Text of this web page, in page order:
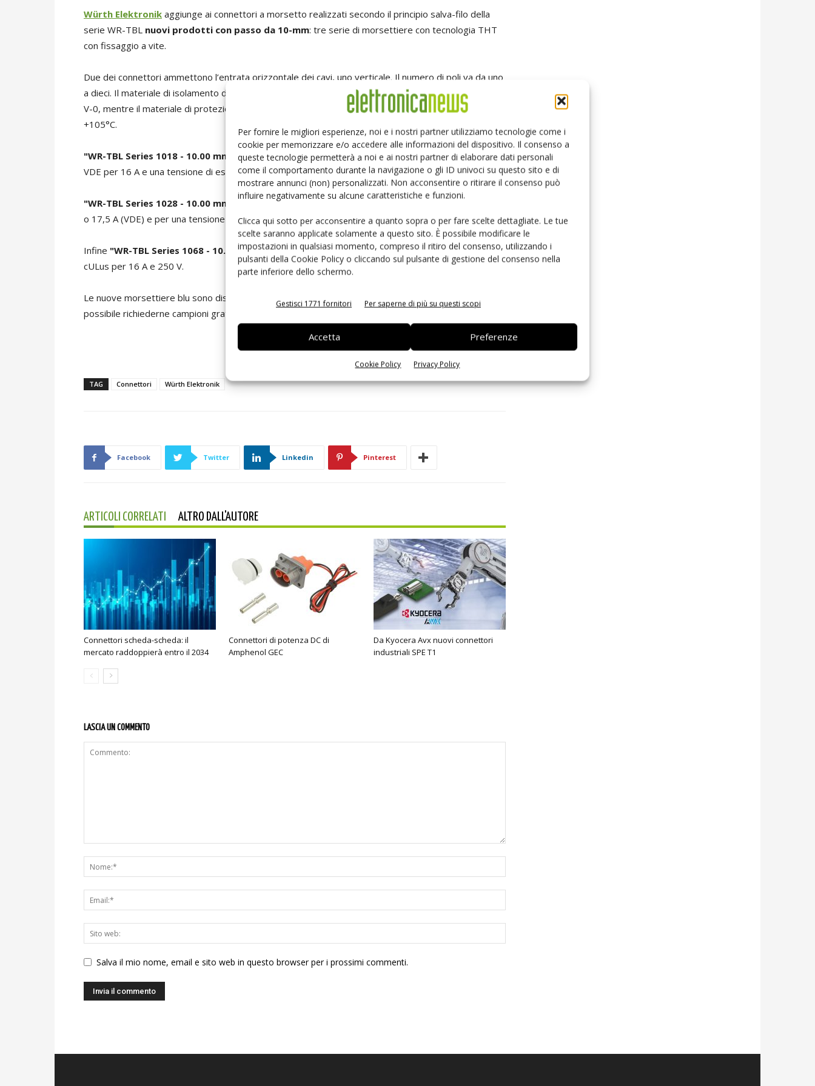
Per fornire le migliori esperienze, noi e i nostri partner utilizziamo tecnologie come i
cookie per memorizzare e/o accedere alle informazioni del dispositivo. Il consenso a
queste tecnologie permetterà a noi e ai nostri partner di elaborare dati personali
come il comportamento durante la navigazione o gli ID univoci su questo sito e di
mostrare annunci (non) personalizzati. Non acconsentire o ritirare il consenso può
influire negativamente su alcune caratteristiche e funzioni.
Clicca qui sotto per acconsentire a quanto sopra o per fare scelte dettagliate. Le tue
scelte saranno applicate solamente a questo sito. È possibile modificare le
impostazioni in qualsiasi momento, compreso il ritiro del consenso, utilizzando i
pulsanti della Cookie Policy o cliccando sul pulsante di gestione del consenso nella
parte inferiore dello schermo.
Gestisci 1771 fornitori Per saperne di più su questi scopi
Accetta Preferenze
Cookie Policy Privacy Policy
Würth Elektronik aggiunge ai connettori a morsetto realizzati secondo il principio salva-filo della
serie WR-TBL nuovi prodotti con passo da 10-mm: tre serie di morsettiere con tecnologia THT
con fissaggio a vite.
Due dei connettori ammettono l’entrata orizzontale dei cavi, uno verticale. Il numero di poli va da uno
a dieci. Il materiale di isolamento della robusta morsettiera è PA66 con classe di infiammabilità UL94
V-0, mentre il materiale di protezione cavi è l'acciaio inox. La temperatura di esercizio va da -40 fino a
+105°C.
"WR-TBL Series 1018 - 10.00 mm Modular Horizontal Cable Entry"include omologazione UL e
VDE per 16 A e una tensione di esercizio di 250 V.
"WR-TBL Series 1028 - 10.00 mm Modular Horizontal Cable Entry"
o 17,5 A (VDE) e per una tensione di esercizio di 300 V (cULus) o 250 V (VDE).
Infine "WR-TBL Series 1068 - 10.00 mm Modular Vertical Cable Entry"è dotato di omologazione
cULus per 16 A e 250 V.
Le nuove morsettiere blu sono disponibili fin da subito a magazzino senza limite minimo d'ordine. È
possibile richiederne campioni gratuiti.
TAG Connettori Würth Elektronik
Facebook Twitter Linkedin Pinterest
ARTICOLI CORRELATI ALTRO DALL'AUTORE
Connettori scheda-scheda: il
mercato raddoppierà entro il 2034
Connettori di potenza DC di
Amphenol GEC
Da Kyocera Avx nuovi connettori
industriali SPE T1
LASCIA UN COMMENTO
Salva il mio nome, email e sito web in questo browser per i prossimi commenti.